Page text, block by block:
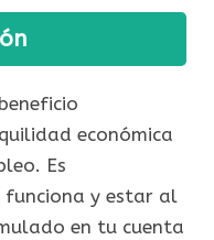
económica
Es
y estar al
en tu cuenta